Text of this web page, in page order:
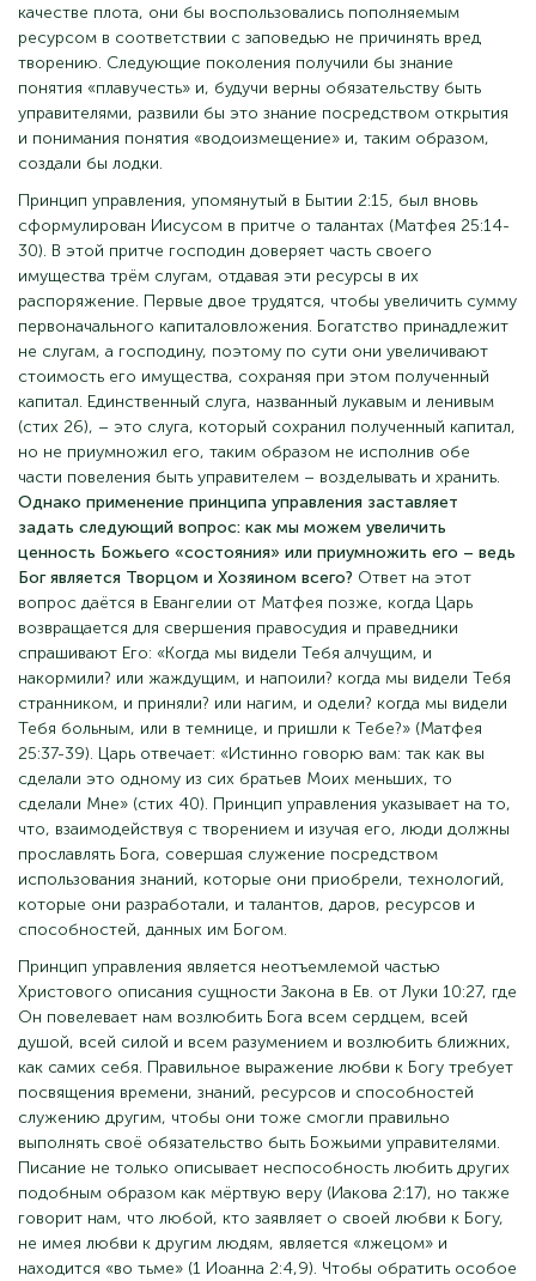
качестве плота, они бы воспользовались пополняемым
ресурсом в соответствии с заповедью не причинять вред
творению. Следующие поколения получили бы знание
понятия «плавучесть» и, будучи верны обязательству быть
управителями, развили бы это знание посредством открытия
и понимания понятия «водоизмещение» и, таким образом,
создали бы лодки.
Принцип управления, упомянутый в Бытии 2:15, был вновь
сформулирован Иисусом в притче о талантах (Матфея 25:14-
30). В этой притче господин доверяет часть своего
имущества трём слугам, отдавая эти ресурсы в их
распоряжение. Первые двое трудятся, чтобы увеличить сумму
первоначального капиталовложения. Богатство принадлежит
не слугам, а господину, поэтому по сути они увеличивают
стоимость его имущества, сохраняя при этом полученный
капитал. Единственный слуга, названный лукавым и ленивым
(стих 26), – это слуга, который сохранил полученный капитал,
но не приумножил его, таким образом не исполнив обе
части повеления быть управителем – возделывать и хранить.
Однако применение принципа управления заставляет
задать следующий вопрос: как мы можем увеличить
ценность Божьего «состояния» или приумножить его – ведь
Бог является Творцом и Хозяином всего? Ответ на этот
вопрос даётся в Евангелии от Матфея позже, когда Царь
возвращается для свершения правосудия и праведники
спрашивают Его: «Когда мы видели Тебя алчущим, и
накормили? или жаждущим, и напоили? когда мы видели Тебя
странником, и приняли? или нагим, и одели? когда мы видели
Тебя больным, или в темнице, и пришли к Тебе?» (Матфея
25:37-39). Царь отвечает: «Истинно говорю вам: так как вы
сделали это одному из сих братьев Моих меньших, то
сделали Мне» (стих 40). Принцип управления указывает на то,
что, взаимодействуя с творением и изучая его, люди должны
прославлять Бога, совершая служение посредством
использования знаний, которые они приобрели, технологий,
которые они разработали, и талантов, даров, ресурсов и
способностей, данных им Богом.
Принцип управления является неотъемлемой частью
Христового описания сущности Закона в Ев. от Луки 10:27, где
Он повелевает нам возлюбить Бога всем сердцем, всей
душой, всей силой и всем разумением и возлюбить ближних,
как самих себя. Правильное выражение любви к Богу требует
посвящения времени, знаний, ресурсов и способностей
служению другим, чтобы они тоже смогли правильно
выполнять своё обязательство быть Божьими управителями.
Писание не только описывает неспособность любить других
подобным образом как мёртвую веру (Иакова 2:17), но также
говорит нам, что любой, кто заявляет о своей любви к Богу,
не имея любви к другим людям, является «лжецом» и
находится «во тьме» (1 Иоанна 2:4,9). Чтобы обратить особое